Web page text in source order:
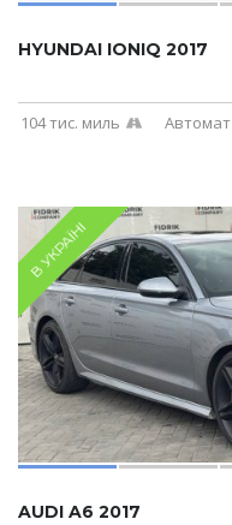
HYUNDAI IONIQ 2017
104 тис. миль Автомат
В УКРАЇНІ
AUDI A6 2017